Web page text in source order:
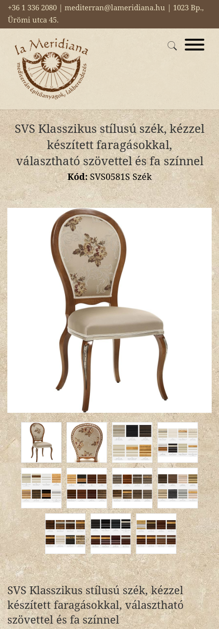
+36 1 336 2080 | mediterran@lameridiana.hu | 1023 Bp.,
Ürömi utca 45.
SVS Klasszikus stílusú szék, kézzel
készített faragásokkal,
választható szövettel és fa színnel
Kód:SVS0581S Szék
SVS Klasszikus stílusú szék, kézzel
készített faragásokkal, választható
szövettel és fa színnel